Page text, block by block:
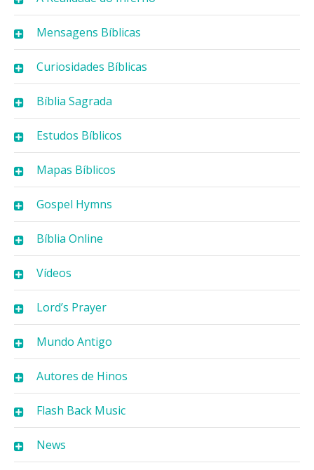
Mensagens Bíblicas
Curiosidades Bíblicas
Bíblia Sagrada
Estudos Bíblicos
Mapas Bíblicos
Gospel Hymns
Bíblia Online
Vídeos
Lord’s Prayer
Mundo Antigo
Autores de Hinos
Flash Back Music
News